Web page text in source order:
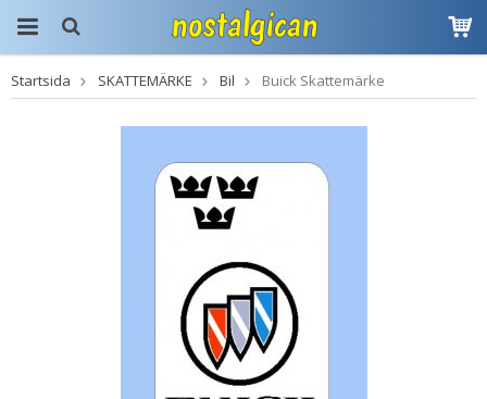
Produkten har blivit
tillagd i varukorgen
Startsida SKATTEMÄRKE Bil Buick Skattemärke